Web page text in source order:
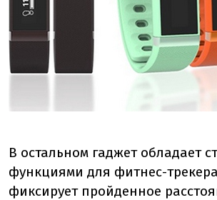
В остальном гаджет обладает
функциями для фитнес-
фиксирует пройденное